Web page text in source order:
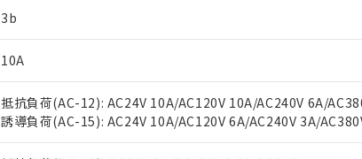
3b
10A
抵抗負荷(AC-12): AC24V 10A/AC120V 10A/AC240V 6A/
誘導負荷(AC-15): AC24V 10A/AC120V 6A/AC240V 3A/
以下の条件をお読みいただき、同意のうえご利用ください。
本サービスは、当社制御機器事業取扱商品の当社在
くものです。
当社制御機器事業取扱商品の中には、本サービスの
仕入先様の事情により、非含有部品としていたものが、含
があります。
*EU RoHS指令（10物質）：
鉛(Pb) 1000ppm以下、 水銀(Hg) 1000ppm以下、 カドミウム(Cd) 100ppm
六価クロム(Cr(Ⅵ)) 1000ppm以下、ポリ臭化ビフェニル類(PBB) 1000ppm
※1 中国RoHS○×表
「－」：未確認です。当社販売部門へお問い合わせくださ
*中国RoHS10物質の基準値 (GB/T26572)：
当社は、これら貴社製品のうち、外国為替および外
う）を輸出または国外への提供する場合は、日本国
当社は規制貨物を破棄する場合は、完全に破砕する
記
号
説明